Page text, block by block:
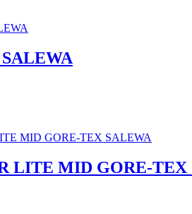
LITE MID GORE-TEX